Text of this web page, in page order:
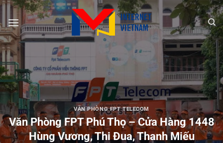
Chuyển
đến
nội
dung
VĂN PHÒNG FPT TELECOM
Văn Phòng FPT Phú Thọ – Cửa Hàng 1448
Hùng Vương, Thi Đua, Thanh Miếu